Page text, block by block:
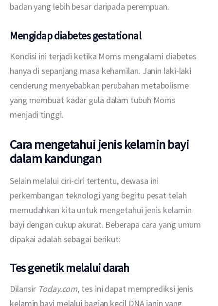
badan yang lebih besar daripada perempuan.
Mengidap diabetes gestational
Kondisi ini terjadi ketika Moms mengalami diabetes
hanya di sepanjang masa kehamilan. Janin laki-laki
cenderung menyebabkan perubahan metabolisme
yang membuat kadar gula dalam tubuh Moms
menjadi tinggi.
Cara mengetahui jenis kelamin bayi
dalam kandungan
Selain melalui ciri-ciri tertentu, dewasa ini
perkembangan teknologi yang begitu pesat telah
memudahkan kita untuk mengetahui jenis kelamin
bayi dengan cukup akurat. Beberapa cara yang umum
dipakai adalah sebagai berikut:
Tes genetik melalui darah
Dilansir Today.com, tes ini dapat memprediksi jenis
kelamin bayi melalui bagian kecil DNA janin yang